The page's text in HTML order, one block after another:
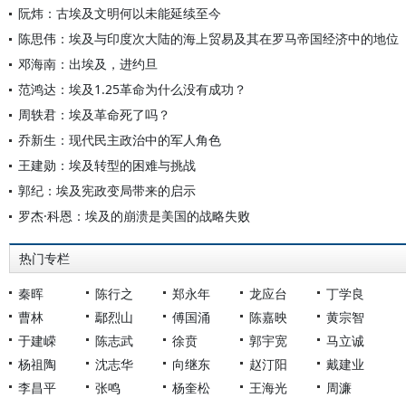
阮炜：古埃及文明何以未能延续至今
陈思伟：埃及与印度次大陆的海上贸易及其在罗马帝国经济中的地位
邓海南：出埃及，进约旦
范鸿达：埃及1.25革命为什么没有成功？
周轶君：埃及革命死了吗？
乔新生：现代民主政治中的军人角色
王建勋：埃及转型的困难与挑战
郭纪：埃及宪政变局带来的启示
罗杰·科恩：埃及的崩溃是美国的战略失败
热门专栏
秦晖 陈行之 郑永年 龙应台
丁学良
曹林
鄢烈山 傅国涌 陈嘉映
黄宗智
于建嵘
陈志武 徐贲 郭宇宽
马立诚
杨祖陶
沈志华 向继东 赵汀阳
戴建业
李昌平
张鸣 杨奎松 王海光 周濂